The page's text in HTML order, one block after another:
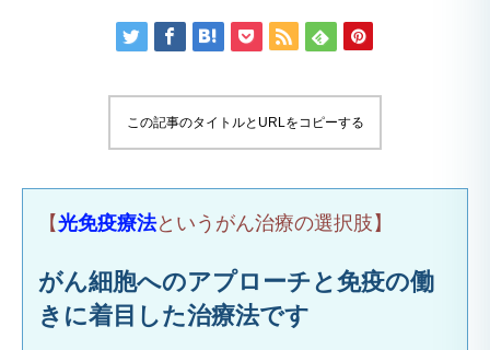
この記事のタイトルとURLをコピーする
【光免疫療法というがん治療の選択肢】
がん細胞へのアプローチと免疫の働
きに着目した治療法です